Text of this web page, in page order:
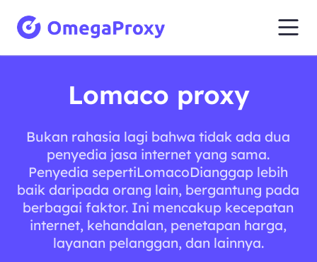
Lomaco proxy
Bukan rahasia lagi bahwa tidak ada dua
penyedia jasa internet yang sama.
Penyedia sepertiLomacoDianggap lebih
baik daripada orang lain, bergantung pada
berbagai faktor. Ini mencakup kecepatan
internet, kehandalan, penetapan harga,
layanan pelanggan, dan lainnya.